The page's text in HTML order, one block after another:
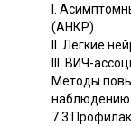
I.
(АНКР)
II. Легкие
III. ВИЧ-
Методы
наблюдению
7.3